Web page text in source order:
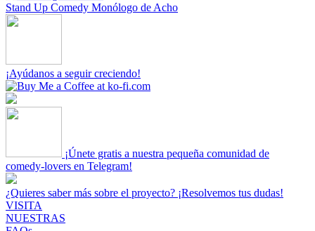
Stand Up Comedy Monólogo de Acho
¡Ayúdanos a seguir creciendo!
¡Únete gratis a nuestra pequeña comunidad de
comedy-lovers en Telegram!
¿Quieres saber más sobre el proyecto? ¡Resolvemos tus dudas!
VISITA
NUESTRAS